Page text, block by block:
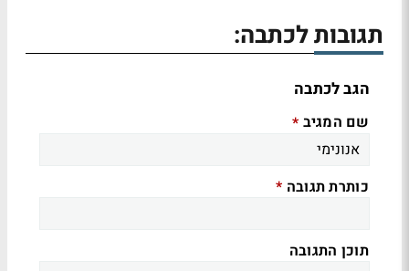
תגובות לכתבה:
הגב לכתבה
שם המגיב *
כותרת תגובה *
תוכן התגובה